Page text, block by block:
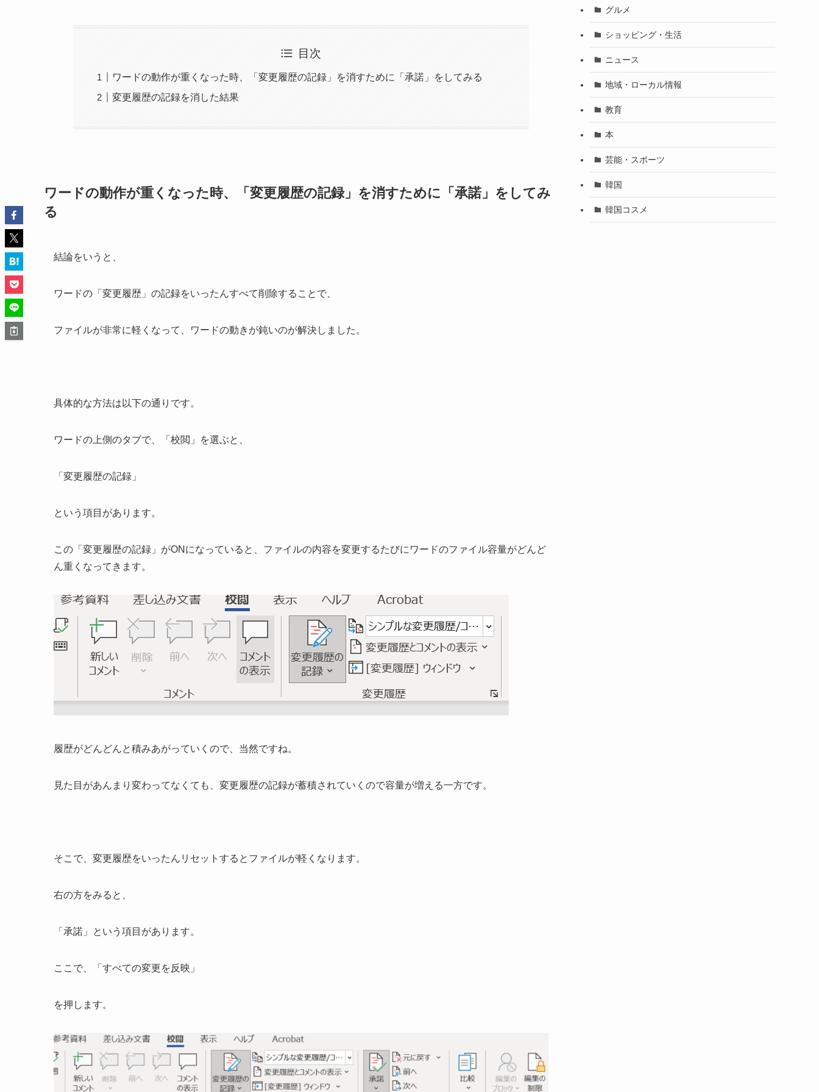
目次
ワードの動作が重くなった時、「変更履歴の記録」を消すために「承諾」をしてみる
変更履歴の記録を消した結果
ワードの動作が重くなった時、「変更履歴の記録」を消すために「承諾」をしてみ
る
結論をいうと、
ワードの「変更履歴」の記録をいったんすべて削除することで、
ファイルが非常に軽くなって、ワードの動きが鈍いのが解決しました。
具体的な方法は以下の通りです。
ワードの上側のタブで、「校閲」を選ぶと、
「変更履歴の記録」
という項目があります。
この「変更履歴の記録」がONになっていると、ファイルの内容を変更するたびにワードのファイル容量がどんど
ん重くなってきます。
履歴がどんどんと積みあがっていくので、当然ですね。
見た目があんまり変わってなくても、変更履歴の記録が蓄積されていくので容量が増える一方です。
そこで、変更履歴をいったんリセットするとファイルが軽くなります。
右の方をみると、
「承諾」という項目があります。
ここで、「すべての変更を反映」
を押します。
グルメ
ショッピング・生活
ニュース
地域・ローカル情報
教育
本
芸能・スポーツ
韓国
韓国コスメ